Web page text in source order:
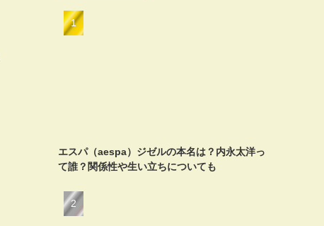
エスパ（aespa）ジゼルの本名は？内永太洋っ
て誰？関係性や生い立ちについても